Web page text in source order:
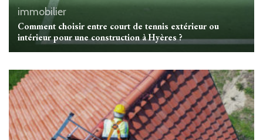
immobilier
Comment choisir entre court de tennis extérieur ou
intérieur pour une construction à Hyères ?